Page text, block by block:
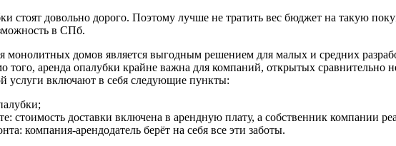
довольно дорого. Поэтому лучше не тратить вес бюджет на такую
в СПб.
домов является выгодным решением для малых и средних
аренда опалубки крайне важна для компаний, открытых сравнительно
услуги включают в себя следующие пункты:
стоимость доставки включена в арендную плату, а собственник компании
компания-арендодатель берёт на себя все эти заботы.